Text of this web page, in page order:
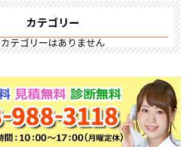
カテゴリー
カテゴリーはありません